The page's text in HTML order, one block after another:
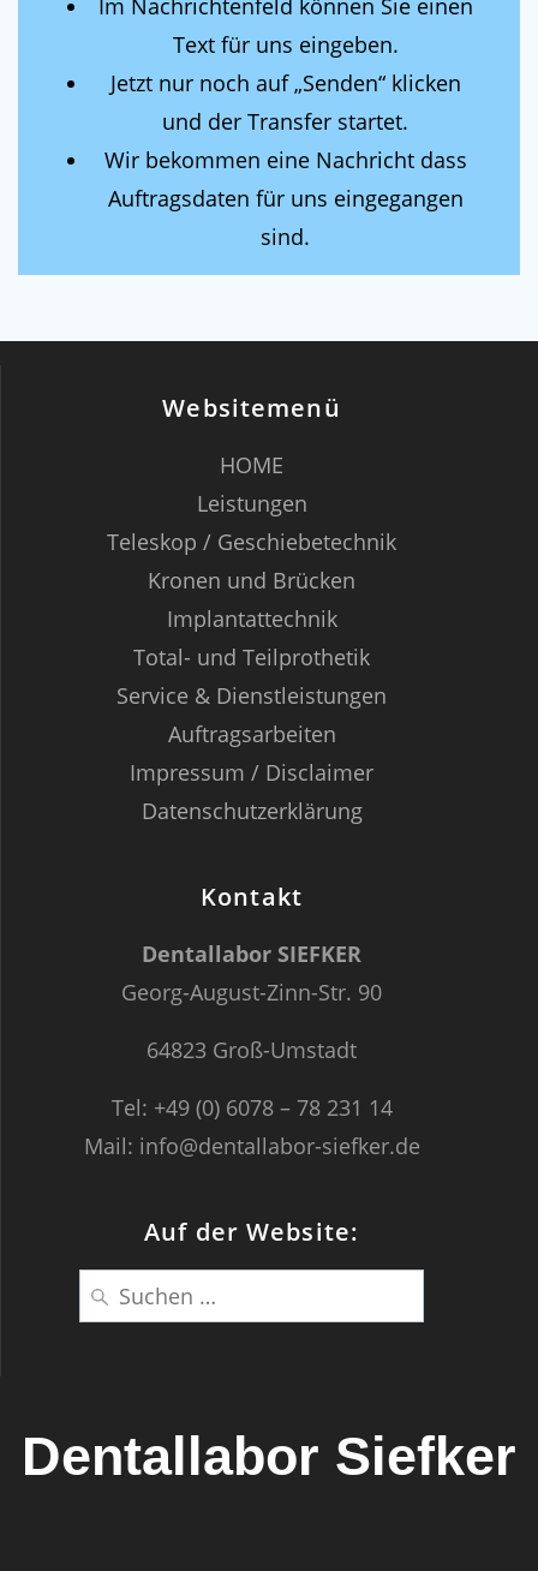
Im Nachrichtenfeld können Sie einen
Text für uns eingeben.
Jetzt nur noch auf „Senden“ klicken
und der Transfer startet.
Wir bekommen eine Nachricht dass
Auftragsdaten für uns eingegangen
sind.
Websitemenü
HOME
Leistungen
Teleskop / Geschiebetechnik
Kronen und Brücken
Implantattechnik
Total- und Teilprothetik
Service & Dienstleistungen
Auftragsarbeiten
Impressum / Disclaimer
Datenschutzerklärung
Kontakt
Dentallabor SIEFKER
Georg-August-Zinn-Str. 90
64823 Groß-Umstadt
Tel: +49 (0) 6078 – 78 231 14
Mail: info@dentallabor-siefker.de
Auf der Website:
Suche
nach:
Dentallabor Siefker